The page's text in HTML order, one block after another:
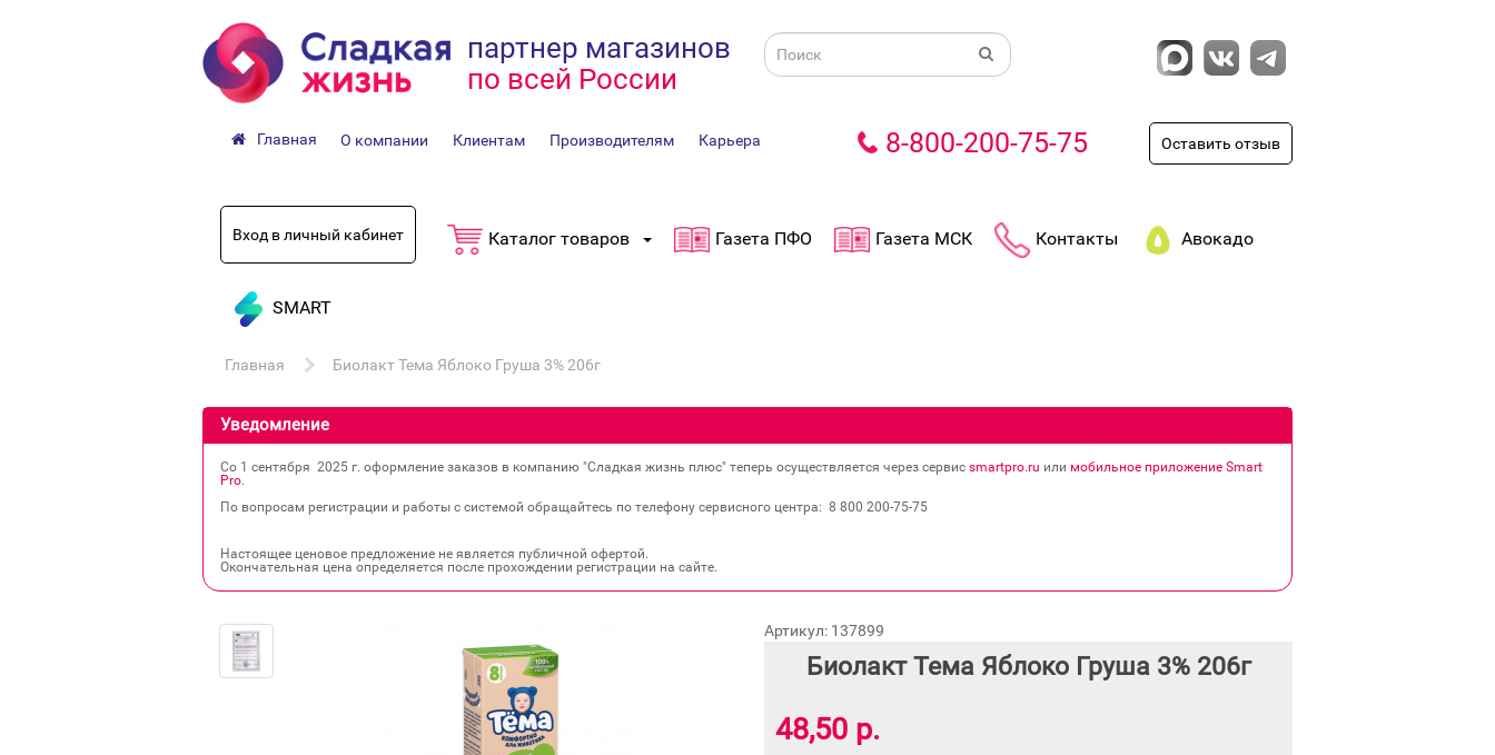
партнер магазинов
по всей России
Главная О компании Клиентам Производителям Карьера 8-800-200-75-75 Оставить отзыв
Вход в личный кабинет Каталог товаров Газета ПФО Газета МСК Контакты Авокадо
SMART
Главная Биолакт Тема Яблоко Груша 3% 206г
Уведомление
Со 1 сентября 2025 г. оформление заказов в компанию "Сладкая жизнь плюс" теперь осуществляется через сервис smartpro.ru или мобильное приложение Smart
Pro.
По вопросам регистрации и работы с системой обращайтесь по телефону сервисного центра: 8 800 200‐75‐75
Настоящее ценовое предложение не является публичной офертой.
Окончательная цена определяется после прохождении регистрации на сайте.
Артикул: 137899
Биолакт Тема Яблоко Груша 3% 206г
48,50 р.